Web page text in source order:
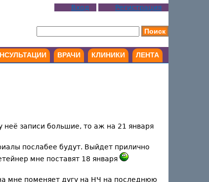
Вход Регистрация
ВРАЧИ КЛИНИКИ ЛЕНТА
неё записи большие, то аж на 21 января
послабее будут. Выйдет прилично
мне поставят 18 января
мне поменяет дугу на НЧ на последнюю